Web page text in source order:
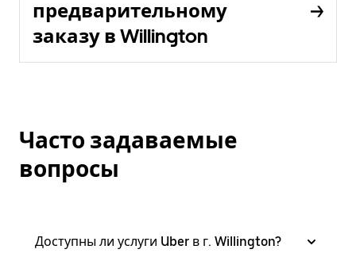
предварительному
заказу в Willington
Часто задаваемые
вопросы
Доступны ли услуги Uber в г. Willington?